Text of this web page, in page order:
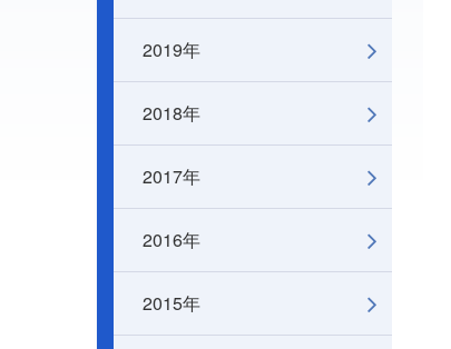
2019年
2018年
2017年
2016年
2015年